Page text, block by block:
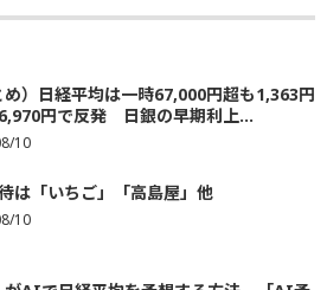
め）日経平均は一時67,000円超も1,363円
円で反発 日銀の早期利上...
10
は「いちご」「高島屋」他
10